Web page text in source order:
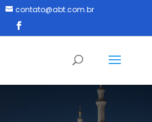
contato@abt.com.br